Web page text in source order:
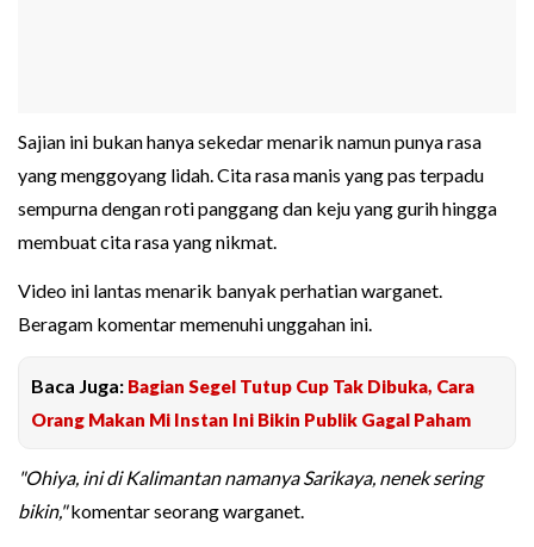
Sajian ini bukan hanya sekedar menarik namun punya rasa
yang menggoyang lidah. Cita rasa manis yang pas terpadu
sempurna dengan roti panggang dan keju yang gurih hingga
membuat cita rasa yang nikmat.
Video ini lantas menarik banyak perhatian warganet.
Beragam komentar memenuhi unggahan ini.
Baca Juga: Bagian Segel Tutup Cup Tak Dibuka, Cara
Orang Makan Mi Instan Ini Bikin Publik Gagal Paham
"Ohiya, ini di Kalimantan namanya Sarikaya, nenek sering
bikin,"komentar seorang warganet.